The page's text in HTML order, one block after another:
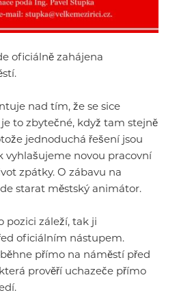
oficiálně zahájena
nad tím, že se sice
to zbytečné, když tam stejně
jednoduchá řešení jsou
vyhlašujeme novou pracovní
zpátky. O zábavu na
starat městský animátor.
pozici záleží, tak ji
oficiálním nástupem.
přímo na náměstí před
prověří uchazeče přímo